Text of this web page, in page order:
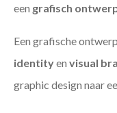
een grafisch
Een grafische
identityen visual
graphic design naar